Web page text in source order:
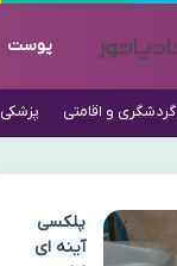
پوست
گردشگری و اقامتی پزشکی
پلکسی
آینه ای